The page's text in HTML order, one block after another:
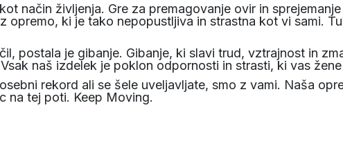
način življenja. Gre za premagovanje ovir in
ki je tako nepopustljiva in strastna kot vi sami.
postala je gibanje. Gibanje, ki slavi trud, vztrajnost in
naš izdelek je poklon odpornosti in strasti, ki vas žene
rekord ali se šele uveljavljate, smo z vami. Naša
na tej poti. Keep Moving.